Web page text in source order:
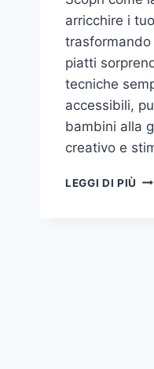
arricchire i
piatti
tecniche
accessibili,
bambini alla
creativo e
LEGGI DI PIÙ